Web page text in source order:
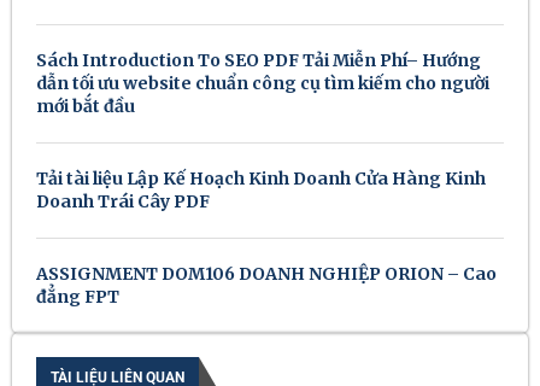
Sách Introduction To SEO PDF Tải Miễn Phí– Hướng
dẫn tối ưu website chuẩn công cụ tìm kiếm cho người
mới bắt đầu
Tải tài liệu Lập Kế Hoạch Kinh Doanh Cửa Hàng Kinh
Doanh Trái Cây PDF
ASSIGNMENT DOM106 DOANH NGHIỆP ORION – Cao
đẳng FPT
TÀI LIỆU LIÊN QUAN